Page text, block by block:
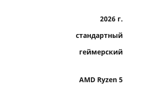
2026 г.
стандартный
геймерский
AMD Ryzen 5